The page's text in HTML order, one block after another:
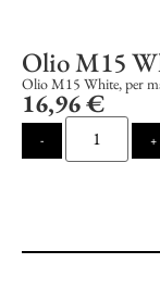
Olio M15
Olio M15 White, per
16,96€
- +